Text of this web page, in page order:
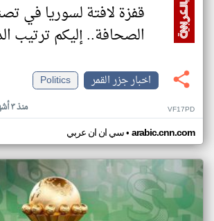
قفزة لافتة لسوريا في
الصحافة.. إليكم ترتيب
اخبار جزر القمر
Politics
منذ ٣ أشهر VF17PD
سي ان ان عربي• arabic.cnn.com